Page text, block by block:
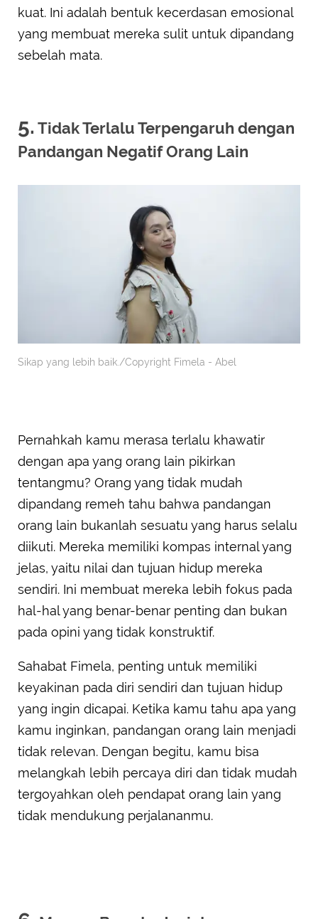
kuat. Ini adalah bentuk kecerdasan emosional
yang membuat mereka sulit untuk dipandang
sebelah mata.
5. Tidak Terlalu Terpengaruh dengan
Pandangan Negatif Orang Lain
Sikap yang lebih baik./Copyright Fimela - Abel
Pernahkah kamu merasa terlalu khawatir
dengan apa yang orang lain pikirkan
tentangmu? Orang yang tidak mudah
dipandang remeh tahu bahwa pandangan
orang lain bukanlah sesuatu yang harus selalu
diikuti. Mereka memiliki kompas internal yang
jelas, yaitu nilai dan tujuan hidup mereka
sendiri. Ini membuat mereka lebih fokus pada
hal-hal yang benar-benar penting dan bukan
pada opini yang tidak konstruktif.
Sahabat Fimela, penting untuk memiliki
keyakinan pada diri sendiri dan tujuan hidup
yang ingin dicapai. Ketika kamu tahu apa yang
kamu inginkan, pandangan orang lain menjadi
tidak relevan. Dengan begitu, kamu bisa
melangkah lebih percaya diri dan tidak mudah
tergoyahkan oleh pendapat orang lain yang
tidak mendukung perjalananmu.